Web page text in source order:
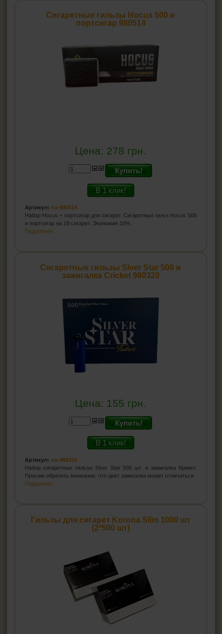
Сигаретные гильзы Hocus 500 и
портсигар 980514
Цена: 278 грн.
Купить!
В 1 клик!
Артикул: na-980514
Набор Hocus + портсигар для сигарет. Сигаретных гильз Hocus 500
и портсигар на 18 сигарет. Экономия 10%.
Подробнее...
Сигаретные гильзы Siver Star 500 и
зажигалка Cricket 980320
Цена: 155 грн.
Купить!
В 1 клик!
Артикул: na-980320
Набор сигаретные гильзы Siver Star 500 шт. и зажигалка Крикет.
Просим обратить внимание, что цвет зажигалки может отличаться
Подробнее...
Гильзы для сигарет Korona Slim 1000 шт
(2*500 шт)
MORENO
MAXI GOLD
Mascotte
Машинки для гильз
Машинки для резки табака
HEADSHOP (ХЭДШОП)
КАЛЬЯНЫ И ВСЁ ДЛЯ НИХ